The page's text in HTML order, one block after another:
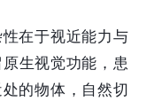
在于视近能力与
生视觉功能，患
的物体，自然切